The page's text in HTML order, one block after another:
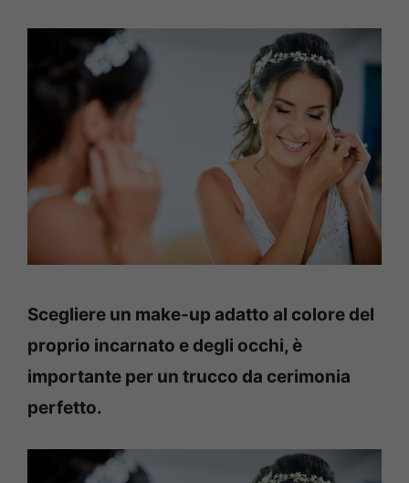
Scegliere un make-up adatto al colore del
proprio incarnato e degli occhi, è
importante per un trucco da cerimonia
perfetto.